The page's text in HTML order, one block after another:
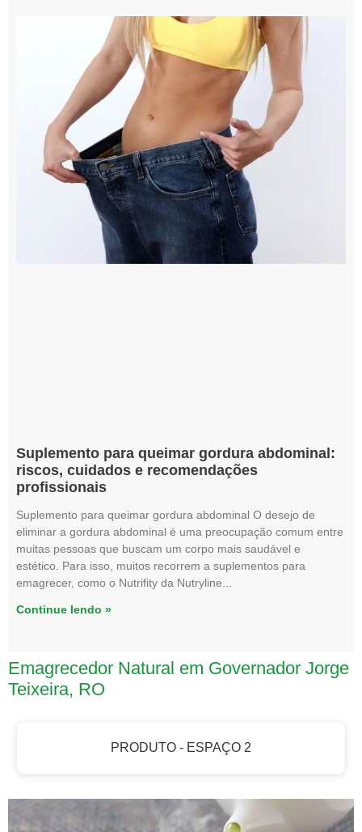
Suplemento para queimar gordura abdominal:
riscos, cuidados e recomendações
profissionais
Suplemento para queimar gordura abdominal O desejo de
eliminar a gordura abdominal é uma preocupação comum entre
muitas pessoas que buscam um corpo mais saudável e
estético. Para isso, muitos recorrem a suplementos para
emagrecer, como o Nutrifity da Nutryline
Continue lendo »
Emagrecedor Natural em Governador Jorge
Teixeira, RO
PRODUTO - ESPAÇO 2